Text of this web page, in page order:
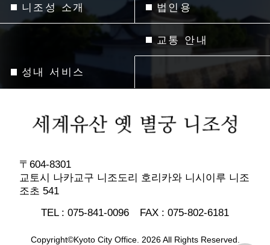
니조성 소개
성내 서비스
법인용
교통 안내
〒604-8301
교토시 나카교구 니조도리 호리카와 니시이루 니조
조초 541
TEL : 075-841-0096 FAX :075-802-6181
Copyright©Kyoto City Office. 2026 All Rights Reserved.